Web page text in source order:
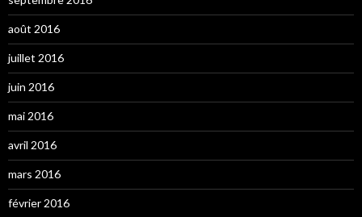
août 2016
juillet 2016
juin 2016
mai 2016
avril 2016
mars 2016
février 2016